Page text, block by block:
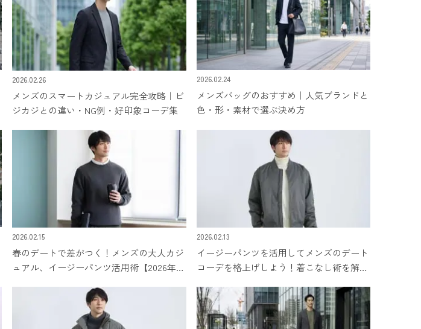
2026.02.26
メンズのスマートカジュアル完全攻略｜ビ
ジカジとの違い・NG例・好印象コーデ集
2026.02.24
メンズバッグのおすすめ｜人気ブランドと
色・形・素材で選ぶ決め方
2026.02.15
春のデートで差がつく！メンズの大人カジ
ュアル、イージーパンツ活用術【2026年最
2026.02.13
イージーパンツを活用してメンズのデート
コーデを格上げしよう！着こなし術を解説